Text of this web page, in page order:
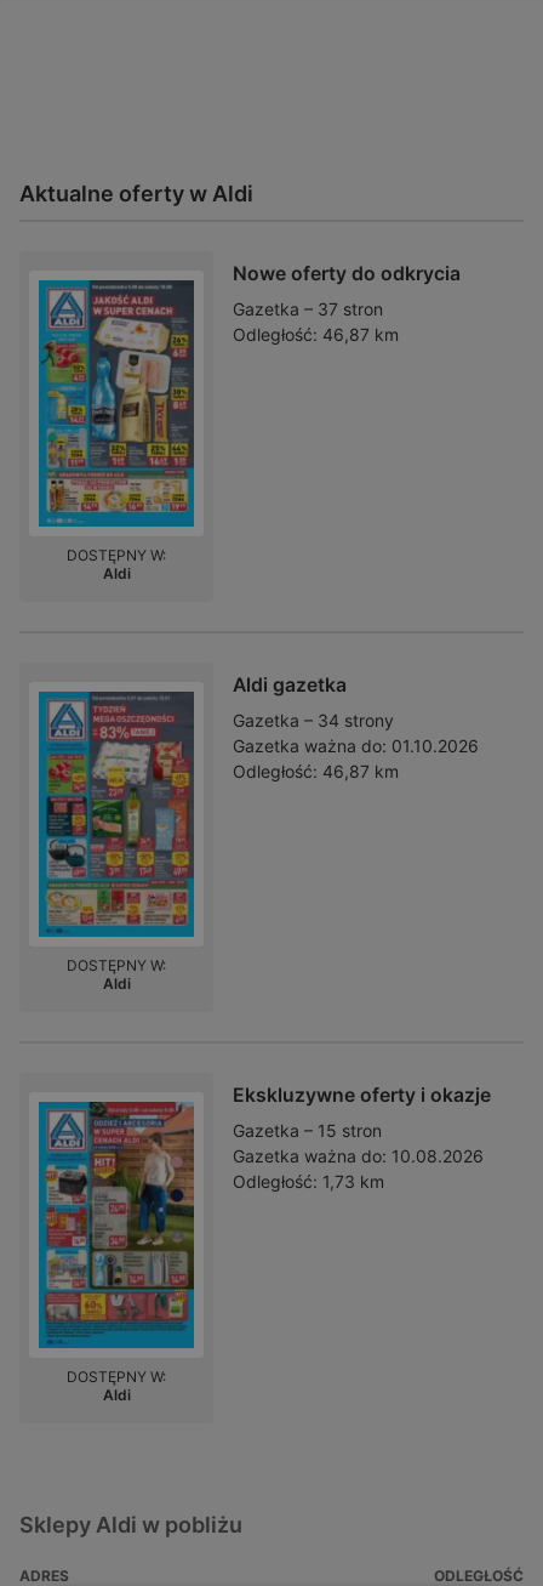
Aktualne oferty w Aldi
Nowe oferty do odkrycia
Gazetka – 37 stron
Odległość: 46,87 km
DOSTĘPNY W:
Aldi
Aldi gazetka
Gazetka – 34 strony
Gazetka ważna do: 01.10.2026
Odległość: 46,87 km
DOSTĘPNY W:
Aldi
Ekskluzywne oferty i okazje
Gazetka – 15 stron
Gazetka ważna do: 10.08.2026
Odległość: 1,73 km
DOSTĘPNY W:
Aldi
Sklepy Aldi w pobliżu
ADRES ODLEGŁOŚĆ